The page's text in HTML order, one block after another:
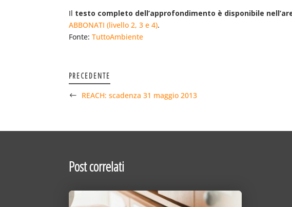
Il testo completo dell’approfondimento è disponibile
ABBONATI (livello 2, 3 e 4).
Fonte:TuttoAmbiente
PRECEDENTE
REACH: scadenza 31 maggio 2013
Post correlati